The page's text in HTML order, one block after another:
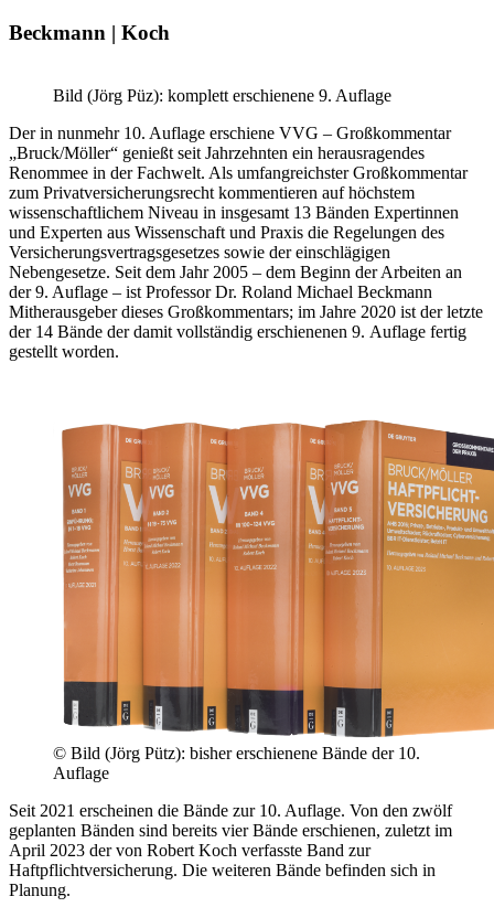
Beckmann | Koch
Bild (Jörg Püz): komplett erschienene 9. Auflage
Der in nunmehr 10. Auflage erschiene VVG – Großkommentar
„Bruck/Möller“ genießt seit Jahrzehnten ein herausragendes
Renommee in der Fachwelt. Als umfangreichster Großkommentar
zum Privatversicherungsrecht kommentieren auf höchstem
wissenschaftlichem Niveau in insgesamt 13 Bänden Expertinnen
und Experten aus Wissenschaft und Praxis die Regelungen des
Versicherungsvertragsgesetzes sowie der einschlägigen
Nebengesetze. Seit dem Jahr 2005 – dem Beginn der Arbeiten an
der 9. Auflage – ist Professor Dr. Roland Michael Beckmann
Mitherausgeber dieses Großkommentars; im Jahre 2020 ist der letzte
der 14 Bände der damit vollständig erschienenen 9. Auflage fertig
gestellt worden.
© Bild (Jörg Pütz): bisher erschienene Bände der 10.
Auflage
Seit 2021 erscheinen die Bände zur 10. Auflage. Von den zwölf
geplanten Bänden sind bereits vier Bände erschienen, zuletzt im
April 2023 der von Robert Koch verfasste Band zur
Haftpflichtversicherung. Die weiteren Bände befinden sich in
Planung.